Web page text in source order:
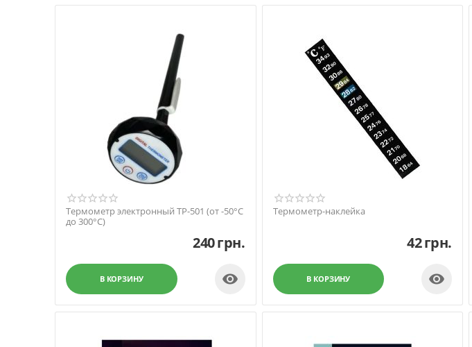
Термометр электронный TP-501 (от -50°C
до 300°C)
240грн.
В КОРЗИНУ 
Термометр-наклейка
42грн.
В КОРЗИНУ 